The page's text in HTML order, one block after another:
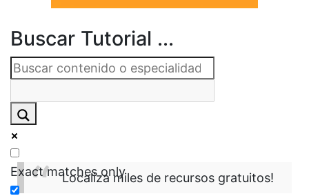
Buscar Tutorial ...
Exact matches only
Localiza miles de recursos gratuitos!